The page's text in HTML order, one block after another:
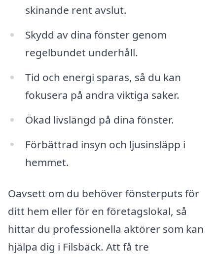
skinande rent avslut.
Skydd av dina fönster genom
regelbundet underhåll.
Tid och energi sparas, så du kan
fokusera på andra viktiga saker.
Ökad livslängd på dina fönster.
Förbättrad insyn och ljusinsläpp i
hemmet.
Oavsett om du behöver fönsterputs för
ditt hem eller för en företagslokal, så
hittar du professionella aktörer som kan
hjälpa dig i Filsbäck. Att få tre